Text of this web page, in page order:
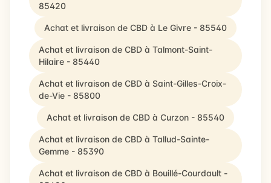
85420
Achat et livraison de CBD à Le Givre - 85540
Achat et livraison de CBD à Talmont-Saint-
Hilaire - 85440
Achat et livraison de CBD à Saint-Gilles-Croix-
de-Vie - 85800
Achat et livraison de CBD à Curzon - 85540
Achat et livraison de CBD à Tallud-Sainte-
Gemme - 85390
Achat et livraison de CBD à Bouillé-Courdault -